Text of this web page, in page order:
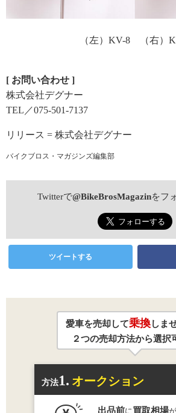
（左）KV-8 （右）
[ お問い合わせ ]
株式会社デグナー
TEL／075-501-7137
リリース = 株式会社デグナー
バイクブロス・マガジンズ編集部
Twitterで@BikeBrosMagazinをフ
ツイートする
愛車を売却して乗換しま
２つの売却方法から選択
方法1. オークション
出品前に買取相場